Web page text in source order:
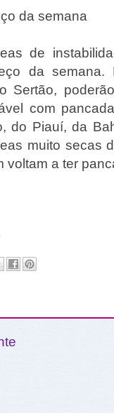
da semana
de
da
Sertão,
com
do Piauí, da
muito secas
voltam a ter